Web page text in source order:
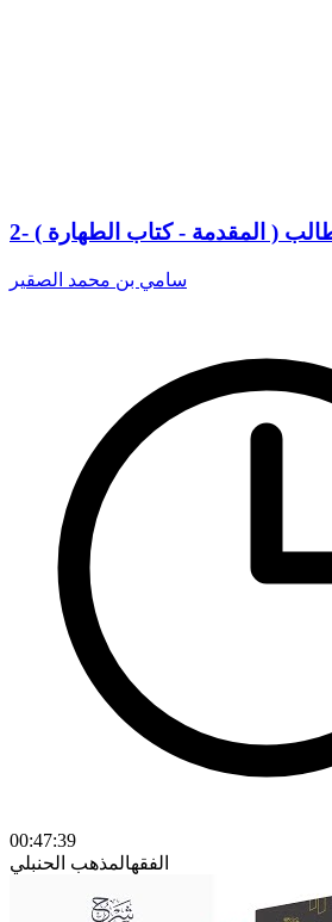
( المقدمة - كتاب الطهارة )
سامي بن محمد الصقير
00:47:39
الفقهالمذهب الحنبلي